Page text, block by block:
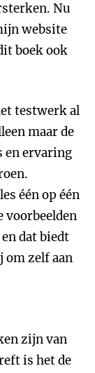
Nu
website
boek ook
testwerk al
maar de
en ervaring
één op één
voorbeelden
dat biedt
om zelf aan
zijn van
is het de